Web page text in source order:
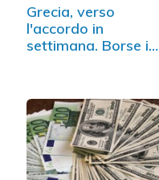
Grecia, verso
l'accordo in
settimana. Borse in